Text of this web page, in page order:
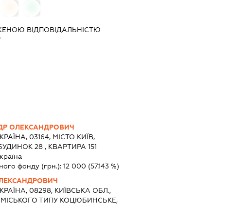
ВІДПОВІДАЛЬНІСТЮ
ОЛЕКСАНДРОВИЧ
03164, МІСТО КИЇВ,
28 , КВАРТИРА 151
фонду (грн.): 12 000 (57.143 %)
08298, КИЇВСЬКА ОБЛ.,
МІСЬКОГО ТИПУ КОЦЮБИНСЬКЕ,